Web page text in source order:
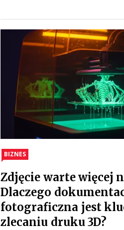
BIZNES
Zdjęcie warte więcej
Dlaczego
fotograficzna jest
zlecaniu druku 3D?